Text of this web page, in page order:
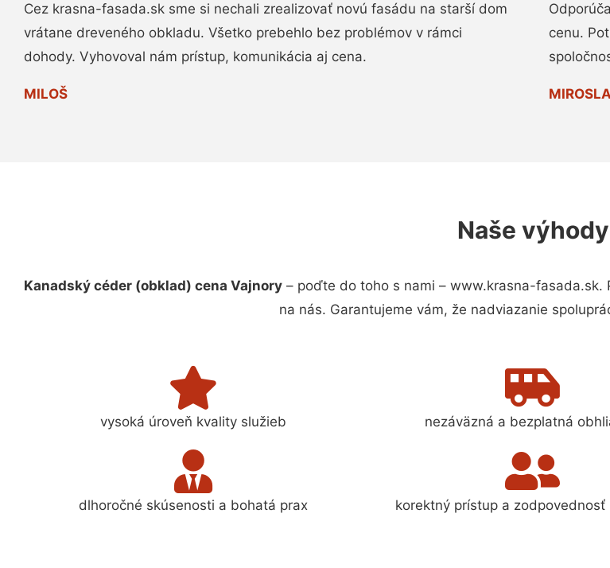
Cez krasna-fasada.sk sme si nechali zrealizovať novú fasádu na starší dom
vrátane dreveného obkladu. Všetko prebehlo bez problémov v rámci
dohody. Vyhovoval nám prístup, komunikácia aj cena.
MILOŠ
cenu.
Naše výhody
Kanadský céder (obklad) cena Vajnory – poďte do toho s nami – www.krasna-
na nás. Garantujeme vám, že nadviazanie
vysoká úroveň kvality služieb nezáväzná a bezplatná
dlhoročné skúsenosti a bohatá prax korektný prístup a zodpovednosť